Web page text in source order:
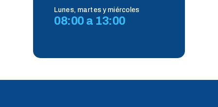
Lunes, martes y miércoles
08:00 a 13:00